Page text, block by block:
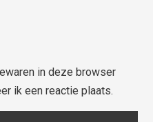
in deze browser
ik een reactie plaats.